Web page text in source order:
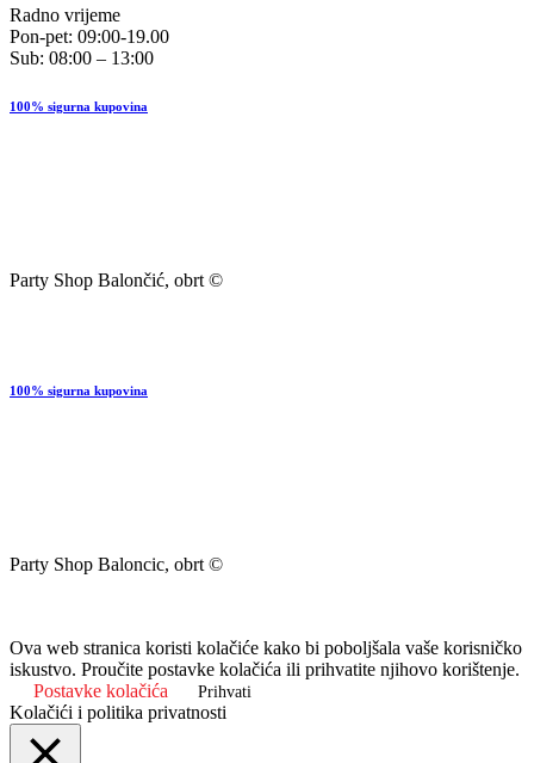
Radno vrijeme
Pon-pet: 09:00-19.00
Sub: 08:00 – 13:00
100% sigurna kupovina
Party Shop Balončić, obrt ©
100% sigurna kupovina
Party Shop Baloncic, obrt ©
Ova web stranica koristi kolačiće kako bi poboljšala vaše korisničko
iskustvo. Proučite postavke kolačića ili prihvatite njihovo korištenje.
Postavke kolačića
Prihvati
Kolačići i politika privatnosti